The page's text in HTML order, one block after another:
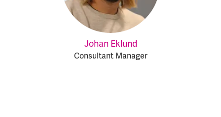
Johan Eklund
Consultant Manager